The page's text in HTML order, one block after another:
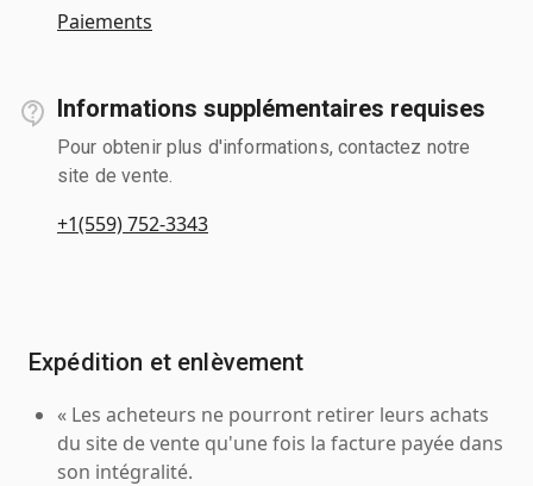
Paiements
Informations supplémentaires requises
Pour obtenir plus d'informations, contactez notre
site de vente.
+1(559) 752-3343
Expédition et enlèvement
« Les acheteurs ne pourront retirer leurs achats
du site de vente qu'une fois la facture payée dans
son intégralité.